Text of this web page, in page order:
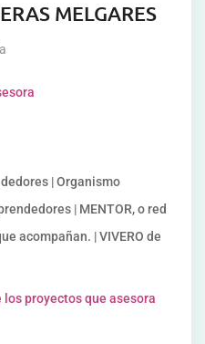
MELGARES
| Organismo
| MENTOR, o red
acompañan. | VIVERO de
proyectos que asesora